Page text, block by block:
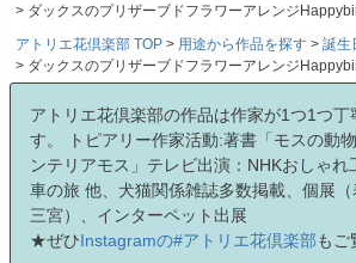
ダックスのプリザーブドフラワーアレンジ
アトリエ花倶楽部 TOP
用途から作品を探す
誕生
ダックスのプリザーブドフラワーアレンジ
アトリエ花倶楽部の作品は作家が1つ1つ丁
す。 トピアリー作家活動:著書「モスの動
ンテリアモス」テレビ出演：NHKおしゃ
車の旅 他、犬猫関係雑誌多数掲載、個展
三宮）、インターペット出展
★ぜひInstagramの#アトリエ花倶楽部もご